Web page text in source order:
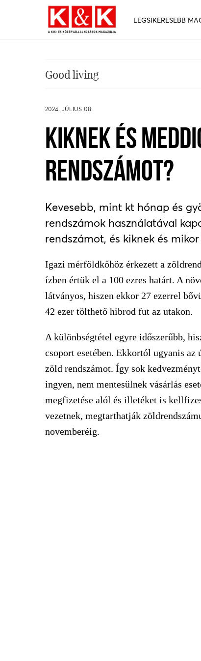
LEGSIKERESEBB
Good living
2024. JÚLIUS 08.
KIKNEK ÉS
RENDSZÁMOT?
Kevesebb, mint kt hónap és
rendszámok használatával
rendszámot, és kiknek és
Igazi mérföldkőhöz érkezett a
ízben értük el a 100 ezres határt. A
látványos, hiszen ekkor 27 ezerrel
42 ezer tölthető hibrod fut az utakon.
A különbségtétel egyre időszerűbb,
csoport esetében. Ekkortól ugyanis
zöld rendszámot. Így sok
ingyen, nem mentesülnek vásárlás
megfizetése alól és illetéket is
vezetnek, megtarthatják
novemberéig.